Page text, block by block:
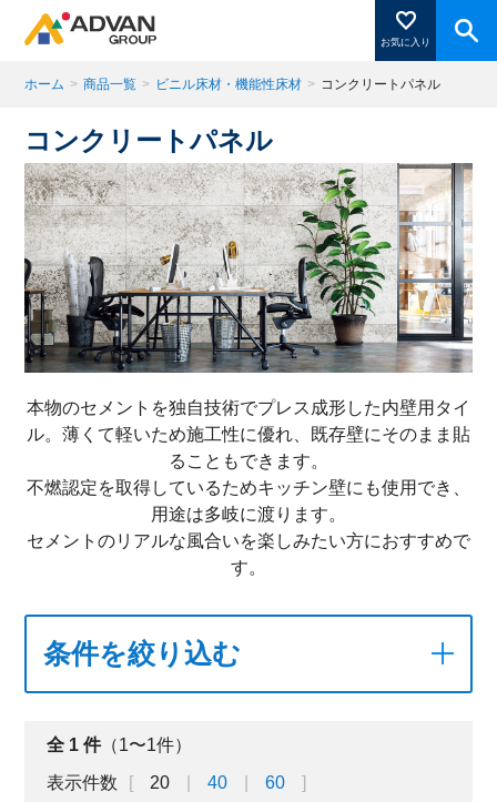
お気に入り
商品ページにある「お気に入り登録」を押すと登録した
商品がここに表示されます。
閉じる
ホーム > 商品一覧 > ビニル床材・機能性床材 > コンクリートパネル
コンクリートパネル
本物のセメントを独自技術でプレス成形した内壁用タイ
ル。薄くて軽いため施工性に優れ、既存壁にそのまま貼
ることもできます。
不燃認定を取得しているためキッチン壁にも使用でき、
用途は多岐に渡ります。
セメントのリアルな風合いを楽しみたい方におすすめで
す。
条件を絞り込む
全 1 件（1〜1件）
表示件数
20 40 60